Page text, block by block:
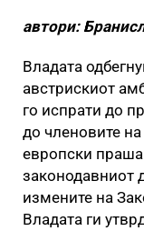
автори:
Владата
австрискиот
го испрати до
до членовите
европски
законодавниот
измените на
Владата ги